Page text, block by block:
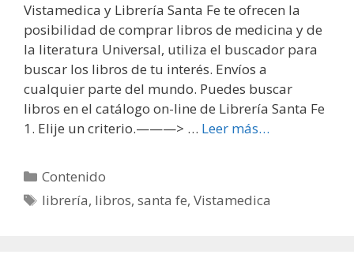
Vistamedica y Librería Santa Fe te ofrecen la
posibilidad de comprar libros de medicina y de
la literatura Universal, utiliza el buscador para
buscar los libros de tu interés. Envíos a
cualquier parte del mundo. Puedes buscar
libros en el catálogo on-line de Librería Santa Fe
1. Elije un criterio.———> … Leer más…
Categorías
Contenido
Etiquetas
librería, libros,santa fe,Vistamedica